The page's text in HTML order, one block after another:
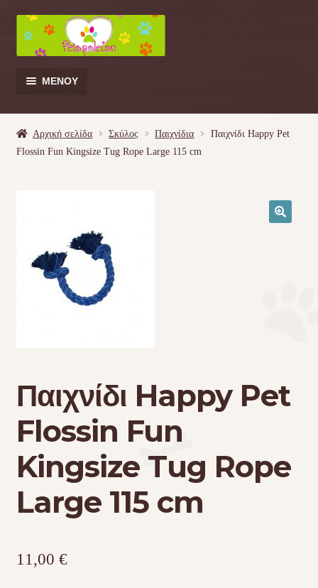
Απευθείας
μετάβαση
στην
πλοήγηση
Μετάβαση
σε
περιεχόμενο
ΜΕΝΟΎ
Κουνέλι
Πουλί
Επικοινωνία
Φροντίδα – Είδη Υγιεινής
Αρχική σελίδα Σκύλος Παιχνίδια
Παιχνίδι Happy Pet
Flossin Fun Kingsize Tug Rope Large 115 cm
Παιχνίδι Happy Pet
Flossin Fun
Kingsize Tug Rope
Large 115 cm
11,00 €